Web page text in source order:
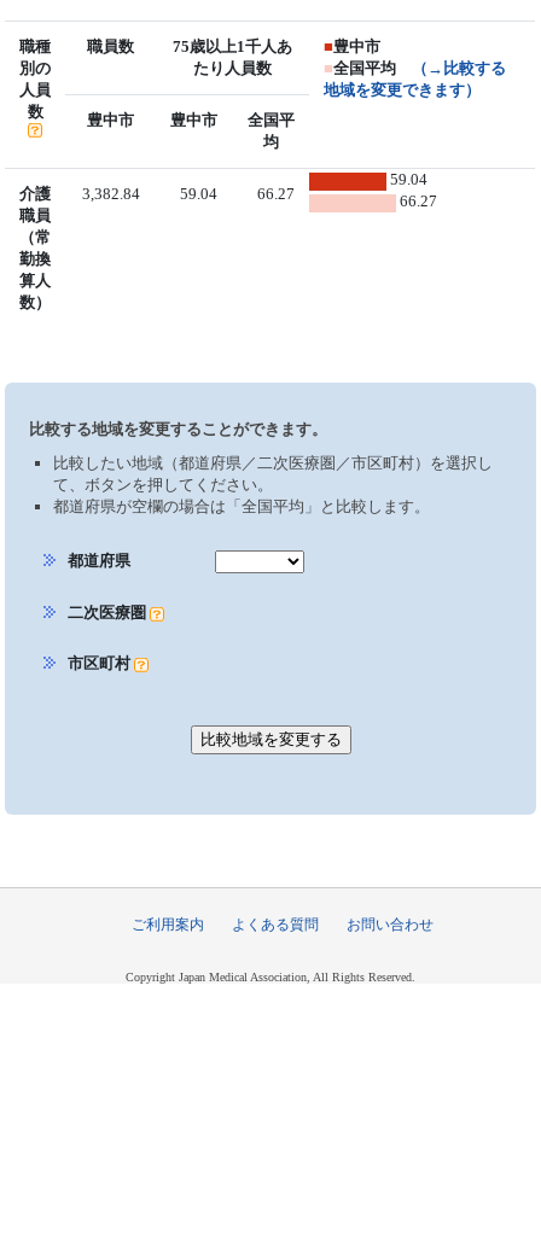
職種
別の
人員
数
職員数
75歳以上1千人あ
たり人員数
■豊中市
■全国平均
（→比較する
地域を変更できます）
豊中市
豊中市
全国平
均
介護
職員
（常
勤換
算人
数）
3,382.84 59.04 66.27
59.04
66.27
比較する地域を変更することができます。
比較したい地域（都道府県／二次医療圏／市区町村）を選択し
て、ボタンを押してください。
都道府県が空欄の場合は「全国平均」と比較します。
都道府県
二次医療圏
市区町村
ご利用案内 よくある質問 お問い合わせ
Copyright Japan Medical Association, All Rights Reserved.